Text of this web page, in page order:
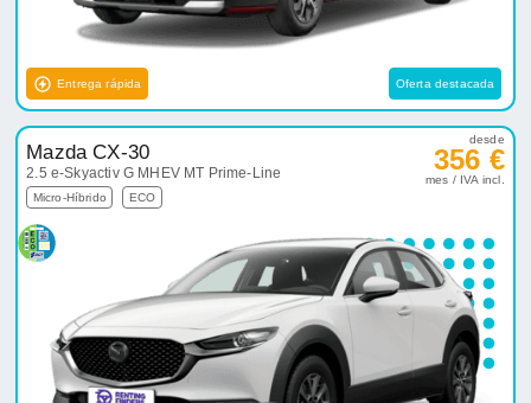
Entrega rápida Oferta destacada
Mazda CX-30
2.5 e-Skyactiv G MHEV MT Prime-Line
Micro-Híbrido ECO
desde
356 €
mes / IVA incl.